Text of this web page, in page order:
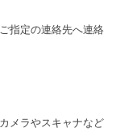
指定の連絡先へ連絡
メラやスキャナなど